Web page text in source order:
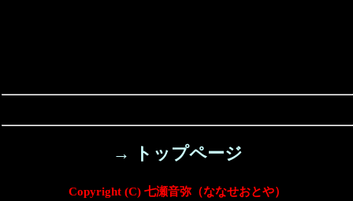
→ トップページ
Copyright (C) 七瀬音弥（ななせおとや）